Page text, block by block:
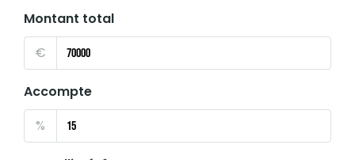
Montant total
€
Accompte
%